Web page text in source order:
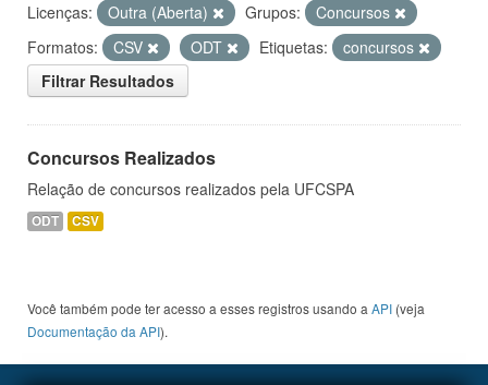
Licenças: Outra (Aberta) Grupos:
Concursos
Formatos:
CSV ODT Etiquetas:
concursos
Filtrar Resultados
Concursos Realizados
Relação de concursos realizados pela UFCSPA
ODT CSV
Você também pode ter acesso a esses registros usando a API (veja
Documentação da API).